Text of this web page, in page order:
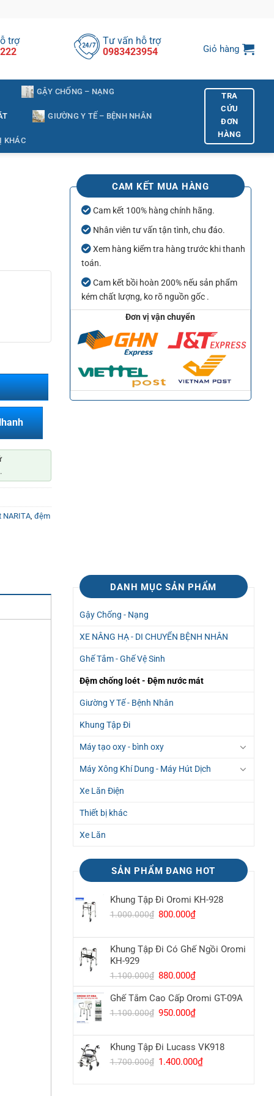
trợ
Tư vấn hỗ trợ
0983423954
Giỏ hàng
GẬY CHỐNG – NẠNG
GIƯỜNG Y TẾ – BỆNH NHÂN
KHÁC
TRA
CỨU
ĐƠN
HÀNG
NARITA, đệm
CAM KẾT MUA HÀNG
Cam kết 100% hàng chính hãng.
Nhân viên tư vấn tận tình, chu đáo.
Xem hàng kiểm tra hàng trước khi thanh
toán.
Cam kết bồi hoàn 200% nếu sản phẩm
kém chất lượng, ko rõ nguồn gốc .
Đơn vị vận chuyển
DANH MỤC SẢN PHẨM
Gậy Chống - Nạng
XE NÂNG HẠ - DI CHUYỂN BỆNH NHÂN
Ghế Tắm - Ghế Vệ Sinh
Đệm chống loét - Đệm nước mát
Giường Y Tế - Bệnh Nhân
Khung Tập Đi
Máy tạo oxy - bình oxy
Máy Xông Khí Dung - Máy Hút Dịch
Xe Lăn Điện
Thiết bị khác
Xe Lăn
SẢN PHẨM ĐANG HOT
Khung Tập Đi Oromi KH-928
1.000.000₫ Giá
là:
1.000.000₫.
800.000₫Giá
tại
là:
Khung Tập Đi Có Ghế Ngồi Oromi
KH-929
1.100.000₫ Giá
gốc
là:
1.100.000₫.
880.000₫Giá
hiện
tại
là:
Ghế Tắm Cao Cấp Oromi GT-09A
1.100.000₫ Giá
là:
1.100.000₫.
950.000₫Giá
tại
là:
950.000₫.
Khung Tập Đi Lucass VK918
1.700.000₫ Giá
1.400.000₫Giá